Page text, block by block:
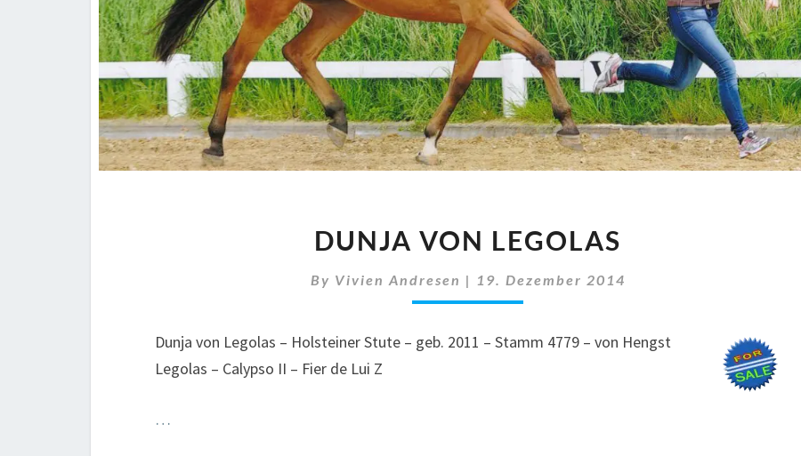
VON
DUNJA VON LEGOLAS
By Vivien Andresen | 19. Dezember 2014
Dunja von Legolas – Holsteiner Stute – geb. 2011 – Stamm 4779 – von Hengst
Legolas – Calypso II – Fier de Lui Z
…